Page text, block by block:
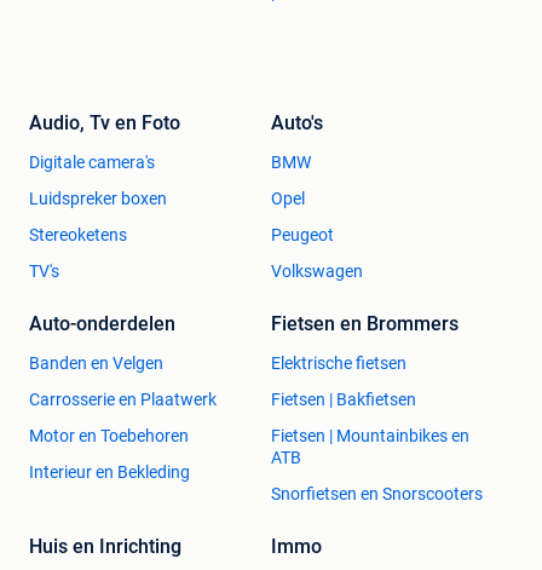
Audio, Tv en Foto
Digitale camera's
Luidspreker boxen
Stereoketens
TV's
Auto's
BMW
Opel
Peugeot
Volkswagen
Auto-onderdelen
Banden en Velgen
Carrosserie en Plaatwerk
Motor en Toebehoren
Interieur en Bekleding
Fietsen en Brommers
Elektrische fietsen
Fietsen | Bakfietsen
Fietsen | Mountainbikes en
ATB
Snorfietsen en Snorscooters
Huis en Inrichting Immo